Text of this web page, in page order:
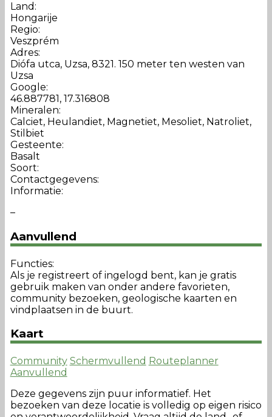
Land:
Hongarije
Regio:
Veszprém
Adres:
Diófa utca, Uzsa, 8321. 150 meter ten westen van
Uzsa
Google:
46.887781, 17.316808
Mineralen:
Calciet, Heulandiet, Magnetiet, Mesoliet, Natroliet,
Stilbiet
Gesteente:
Basalt
Soort:
Contactgegevens:
Informatie:
–
Aanvullend
Functies:
Als je registreert of ingelogd bent, kan je gratis
gebruik maken van onder andere favorieten,
community bezoeken, geologische kaarten en
vindplaatsen in de buurt.
Kaart
Community Schermvullend Routeplanner
Aanvullend
Deze gegevens zijn puur informatief. Het
bezoeken van deze locatie is volledig op eigen risico